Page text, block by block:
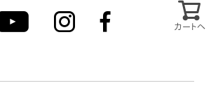
カートへ